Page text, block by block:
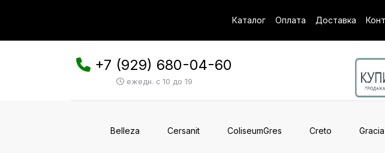
Каталог Оплата Доставка
+7 (929) 680-04-60
ежедн. с 10 до 19
Belleza Cersanit ColiseumGres Creto